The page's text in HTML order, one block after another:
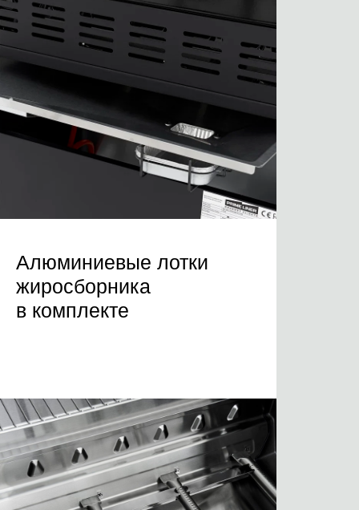
Алюминиевые лотки
жиросборника
в комплекте